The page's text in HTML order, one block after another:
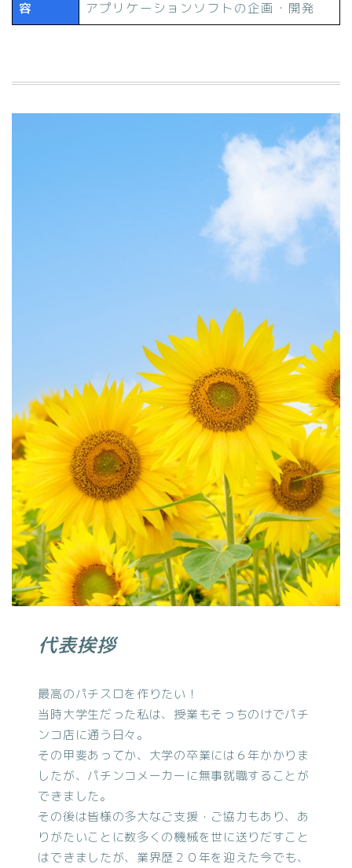
容
アプリケーションソフトの企画・開発
代表挨拶
最高のパチスロを作りたい！
当時大学生だった私は、授業もそっちのけでパチ
ンコ店に通う日々。
その甲斐あってか、大学の卒業には６年かかりま
したが、パチンコメーカーに無事就職することが
できました。
その後は皆様の多大なご支援・ご協力もあり、あ
りがたいことに数多くの機械を世に送りだすこと
はできましたが、業界歴２０年を迎えた今でも、